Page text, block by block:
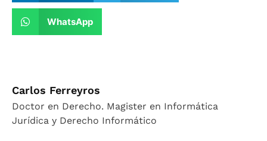
WhatsApp
Carlos Ferreyros
Doctor en Derecho. Magister en Informática
Jurídica y Derecho Informático